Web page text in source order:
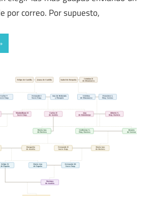
por correo. Por supuesto,